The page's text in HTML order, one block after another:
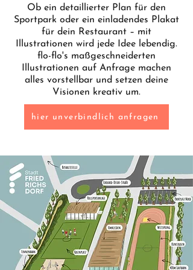
Ob ein detaillierter Plan für den
Sportpark oder ein einladendes Plakat
für dein Restaurant – mit
Illustrationen wird jede Idee lebendig.
flo-flo's maßgeschneiderten
Illustrationen auf Anfrage machen
alles vorstellbar und setzen deine
Visionen kreativ um.
hier unverbindlich anfragen